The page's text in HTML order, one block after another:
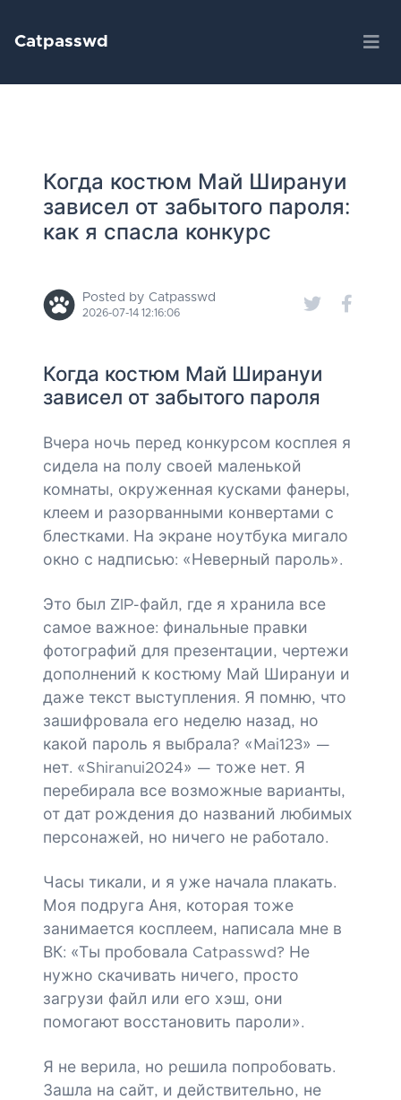
Catpasswd
Когда костюм Май Ширануи
зависел от забытого пароля:
как я спасла конкурс
Posted by Catpasswd
2026-07-14 12:16:06
Когда костюм Май Ширануи
зависел от забытого пароля
Вчера ночь перед конкурсом косплея я
сидела на полу своей маленькой
комнаты, окруженная кусками фанеры,
клеем и разорванными конвертами с
блестками. На экране ноутбука мигало
окно с надписью: «Неверный пароль».
Это был ZIP-файл, где я хранила все
самое важное: финальные правки
фотографий для презентации, чертежи
дополнений к костюму Май Ширануи и
даже текст выступления. Я помню, что
зашифровала его неделю назад, но
какой пароль я выбрала? «Mai123» —
нет. «Shiranui2024» — тоже нет. Я
перебирала все возможные варианты,
от дат рождения до названий любимых
персонажей, но ничего не работало.
Часы тикали, и я уже начала плакать.
Моя подруга Аня, которая тоже
занимается косплеем, написала мне в
ВК: «Ты пробовала Catpasswd? Не
нужно скачивать ничего, просто
загрузи файл или его хэш, они
помогают восстановить пароли».
Я не верила, но решила попробовать.
Зашла на сайт, и действительно, не